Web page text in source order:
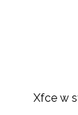
Xfce w